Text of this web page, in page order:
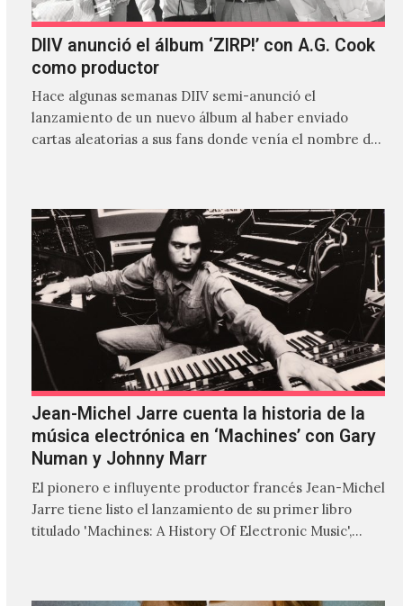
DIIV anunció el álbum ‘ZIRP!’ con A.G. Cook
como productor
Hace algunas semanas DIIV semi-anunció el
lanzamiento de un nuevo álbum al haber enviado
cartas aleatorias a sus fans donde venía el nombre de
Jean-Michel Jarre cuenta la historia de la
música electrónica en ‘Machines’ con Gary
Numan y Johnny Marr
El pionero e influyente productor francés Jean-Michel
Jarre tiene listo el lanzamiento de su primer libro
titulado 'Machines: A History Of Electronic Music',